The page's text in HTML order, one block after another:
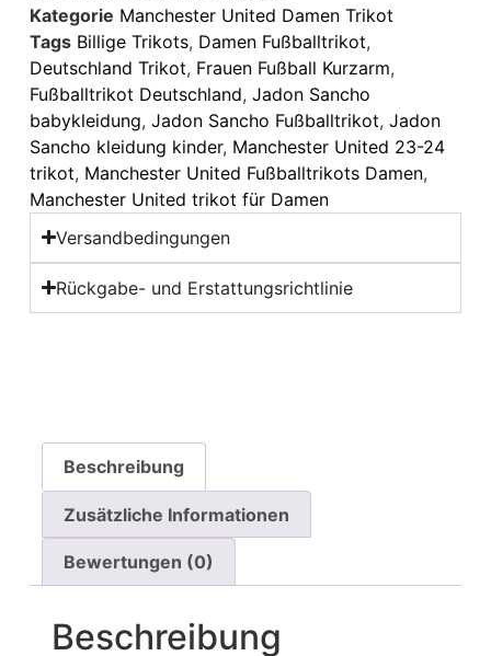
Kategorie Manchester United Damen Trikot
Tags Billige Trikots, Damen Fußballtrikot,
Deutschland Trikot, Frauen Fußball Kurzarm,
Fußballtrikot Deutschland, Jadon Sancho
babykleidung, Jadon Sancho Fußballtrikot, Jadon
Sancho kleidung kinder, Manchester United 23-24
trikot, Manchester United Fußballtrikots Damen,
Manchester United trikot für Damen
Versandbedingungen
Rückgabe- und Erstattungsrichtlinie
Beschreibung
Zusätzliche Informationen
Bewertungen (0)
Beschreibung